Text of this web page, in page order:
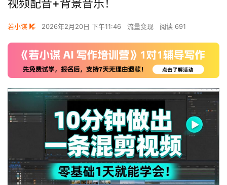
视频配音+背景音乐！
若小谋 2026年2月20日 下午11:46 流量变现 阅读 691